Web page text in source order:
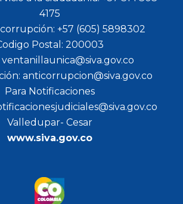
4175
+57 (605) 5898302
Postal: 200003
anticorrupcion@siva.gov.co
Para Notificaciones
Valledupar- Cesar
www.siva.gov.co